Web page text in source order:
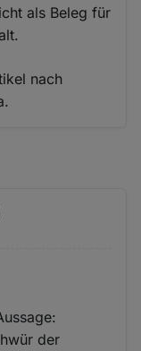
als Beleg für
nach
der